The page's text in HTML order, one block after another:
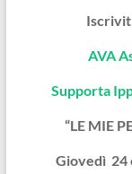
AVA
Supporta
“LE MIE
Giovedì 24